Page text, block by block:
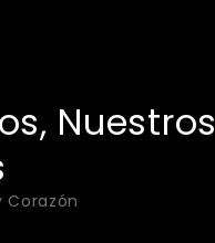
Nuestros
Corazón